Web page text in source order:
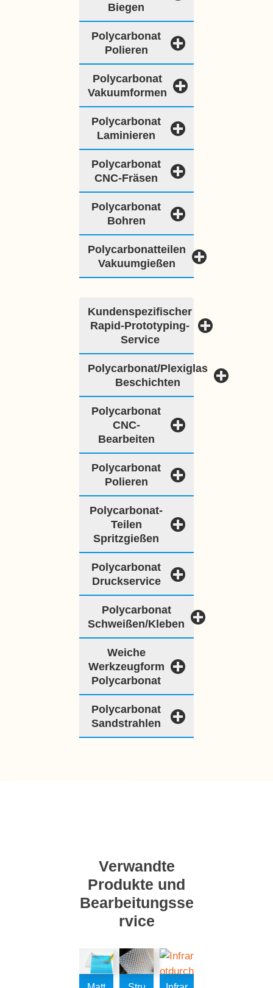
Biegen
Polycarbonat
Polieren
Polycarbonat
Vakuumformen
Polycarbonat
Laminieren
Polycarbonat
CNC-Fräsen
Polycarbonat
Bohren
Polycarbonatteilen
Vakuumgießen
Kundenspezifischer
Rapid-Prototyping-
Service
Polycarbonat/Plexiglas
Beschichten
Polycarbonat
CNC-
Bearbeiten
Polycarbonat
Polieren
Polycarbonat-
Teilen
Spritzgießen
Polycarbonat
Druckservice
Polycarbonat
Schweißen/kleben
Weiche
Werkzeugform
Polycarbonat
Polycarbonat
Sandstrahlen
Verwandte
Produkte und
Bearbeitungsse
rvice